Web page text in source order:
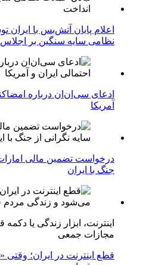
اعلام پایان آتش‌بس با
نظامی سایه سنگین بر اجلاس
ادعای سی‌ان‌ان درباره
آمریکا
درخواست تضمین مالی امارات
جنگ با ایران
اینترنت، ابزار زندگی یا
مجازات جمعی
قطع اینترنت در ایران؛